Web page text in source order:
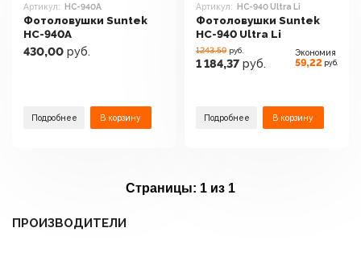
Артикул: HC-940A
Фотоловушки Suntek
HC-940A
430,00 руб.
Подробнее В корзину
Артикул: HC-940 Ultra Li
Фотоловушки Suntek
HC-940 Ultra Li
1243.59 руб.
1 184,37 руб.
Экономия
59,22 руб.
Подробнее В корзину
Страницы: 1 из 1
ПРОИЗВОДИТЕЛИ